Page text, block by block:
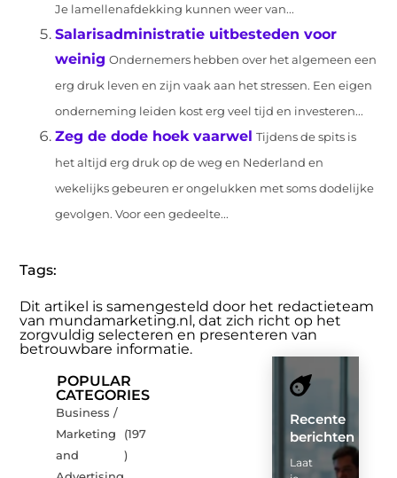
Je lamellenafdekking kunnen weer van...
Salarisadministratie uitbesteden voor
weinig Ondernemers hebben over het algemeen een
erg druk leven en zijn vaak aan het stressen. Een eigen
onderneming leiden kost erg veel tijd en investeren...
Zeg de dode hoek vaarwel Tijdens de spits is
het altijd erg druk op de weg en Nederland en
wekelijks gebeuren er ongelukken met soms dodelijke
gevolgen. Voor een gedeelte...
Tags:
Dit artikel is samengesteld door het redactieteam
van mundamarketing.nl, dat zich richt op het
zorgvuldig selecteren en presenteren van
betrouwbare informatie.
POPULAR
CATEGORIES
Business /
Marketing
and
(197
)
Recente
berichten
Laat